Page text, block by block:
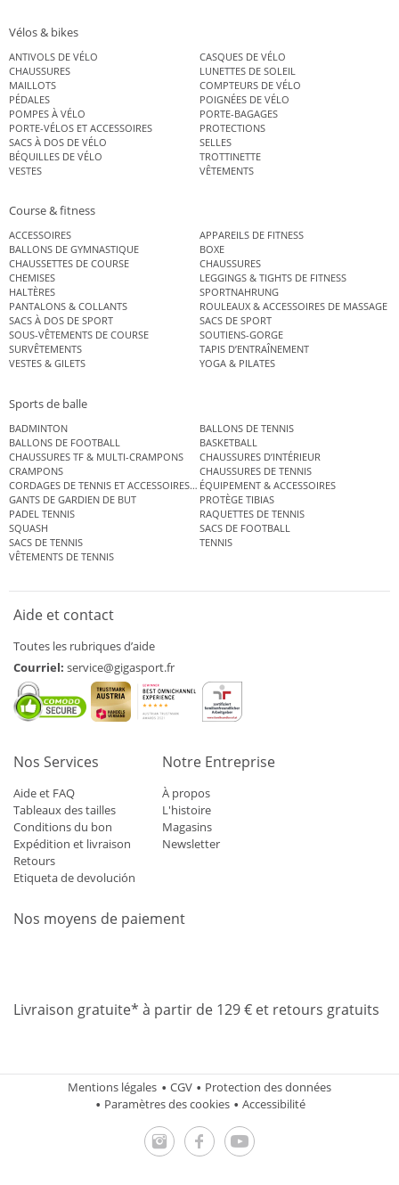
Vélos & bikes
ANTIVOLS DE VÉLO
CASQUES DE VÉLO
CHAUSSURES
LUNETTES DE SOLEIL
MAILLOTS
COMPTEURS DE VÉLO
PÉDALES
POIGNÉES DE VÉLO
POMPES À VÉLO
PORTE-BAGAGES
PORTE-VÉLOS ET ACCESSOIRES
PROTECTIONS
SACS À DOS DE VÉLO
SELLES
BÉQUILLES DE VÉLO
TROTTINETTE
VESTES
VÊTEMENTS
Course & fitness
ACCESSOIRES
APPAREILS DE FITNESS
BALLONS DE GYMNASTIQUE
BOXE
CHAUSSETTES DE COURSE
CHAUSSURES
CHEMISES
LEGGINGS & TIGHTS DE FITNESS
HALTÈRES
SPORTNAHRUNG
PANTALONS & COLLANTS
ROULEAUX & ACCESSOIRES DE MASSAGE
SACS À DOS DE SPORT
SACS DE SPORT
SOUS-VÊTEMENTS DE COURSE
SOUTIENS-GORGE
SURVÊTEMENTS
TAPIS D’ENTRAÎNEMENT
VESTES & GILETS
YOGA & PILATES
Sports de balle
BADMINTON
BALLONS DE TENNIS
BALLONS DE FOOTBALL
BASKETBALL
CHAUSSURES TF & MULTI-CRAMPONS
CHAUSSURES D’INTÉRIEUR
CRAMPONS
CHAUSSURES DE TENNIS
CORDAGES DE TENNIS ET ACCESSOIRES DE TENNISÉQUIPEMENT & ACCESSOIRES
GANTS DE GARDIEN DE BUT
PROTÈGE TIBIAS
PADEL TENNIS
RAQUETTES DE TENNIS
SQUASH
SACS DE FOOTBALL
SACS DE TENNIS
TENNIS
VÊTEMENTS DE TENNIS
Aide et contact
Toutes les rubriques d’aide
Courriel: service@gigasport.fr
Nos Services
Aide et FAQ
Tableaux des tailles
Conditions du bon
Expédition et livraison
Retours
Etiqueta de devolución
Notre Entreprise
À propos
L'histoire
Magasins
Newsletter
Nos moyens de paiement
Livraison gratuite* à partir de 129 € et retours gratuits
Mentions légales CGV
Protection des données
Paramètres des cookies
Accessibilité